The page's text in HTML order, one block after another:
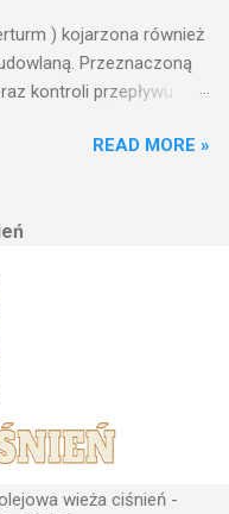
) kojarzona również
Przeznaczoną
kontroli przepływu
ciśnień jest obiektem
zaplanowanej dla
zwiększanie ciśnienia
wieży ciśnień Cechą
ciśnień jest wyszukanie
obiektu.
musi zostać
wzniesieniu. Ponieważ
ciśnień musi być
znajdujące się u
READ MORE »
wieża ciśnień -